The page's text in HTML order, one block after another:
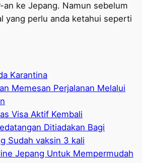
an ke Jepang. Namun sebelum
yang perlu anda ketahui seperti
Karantina
Memesan Perjalanan Melalui
Visa Aktif Kembali
Ditiadakan Bagi
Sudah vaksin 3 kali
Jepang Untuk Mempermudah